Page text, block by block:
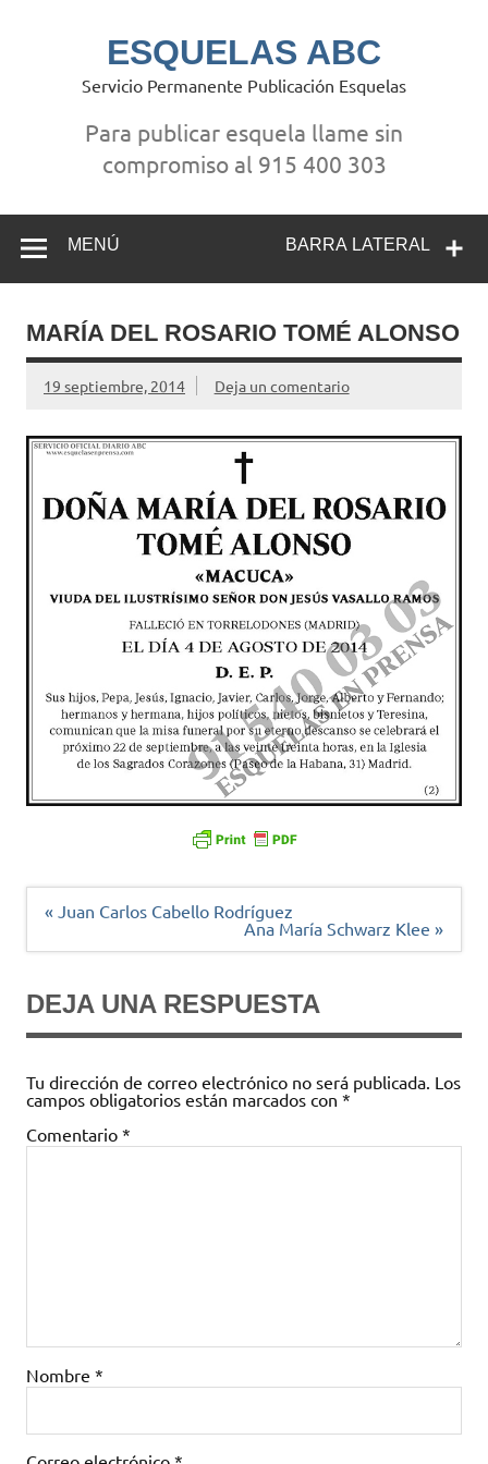
ESQUELAS ABC
Servicio Permanente Publicación Esquelas
Para publicar esquela llame sin
compromiso al 915 400 303
BARRA LATERAL
MENÚ
MARÍA DEL ROSARIO TOMÉ ALONSO
19 septiembre, 2014 Deja un comentario
Navegación
« Juan Carlos Cabello Rodríguez
Ana María Schwarz Klee »
DEJA UNA RESPUESTA
Tu dirección de correo electrónico no será publicada. Los
campos obligatorios están marcados con *
Comentario *
Nombre *